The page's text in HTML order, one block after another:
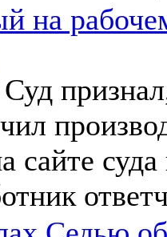
на
Суд
сайте